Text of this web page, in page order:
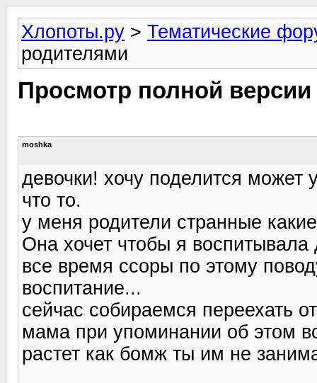
Хлопоты.ру > Тематические
родителями
Просмотр полной
moshka
девочки! хочу поделится может
что то.
у меня родители странные
Она хочет чтобы я
все время ссоры по этому
воспитание...
сейчас собираемся переехать
мама при упоминании об этом
растет как бомж ты им не